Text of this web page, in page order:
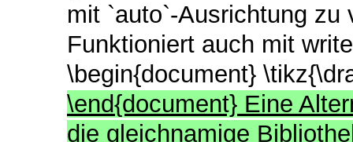
mit `auto`-Ausrichtung
Funktioniert auch mit
\begin{document}
\end{document} Eine
die gleichnamige